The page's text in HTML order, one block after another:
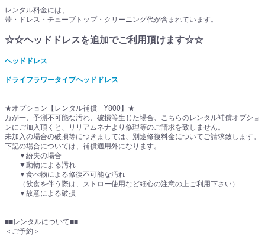
レンタル料金には、
帯・ドレス・チューブトップ・クリーニング代が含まれています。
☆☆ヘッドドレスを追加でご利用頂けます☆☆
ヘッドドレス
ドライフラワータイプヘッドドレス
★オプション【レンタル補償 ¥800】★
万が一、予測不可能な汚れ、破損等生じた場合、こちらのレンタル補償オプショ
ンにご加入頂くと、リリアムネナより修理等のご請求を致しません。
未加入の場合の破損等につきましては、別途修復料金についてご請求致します。
下記の場合については、補償適用外になります。
▼紛失の場合
▼動物による汚れ
▼食べ物による修復不可能な汚れ
（飲食を伴う際は、ストロー使用など細心の注意の上ご利用下さい）
▼故意による破損
■■レンタルについて■■
＜ご予約＞